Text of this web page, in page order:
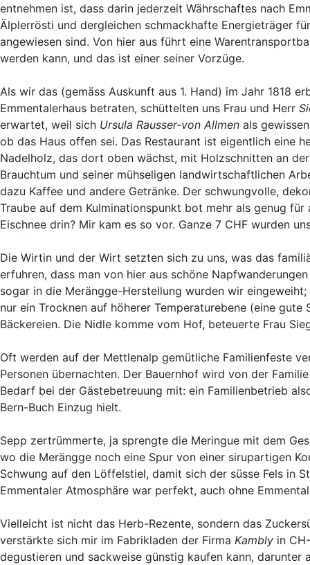
entnehmen ist, dass darin jederzeit Währschaftes nach
Älplerrösti und dergleichen schmackhafte Energieträger
angewiesen sind. Von hier aus führt eine
werden kann, und das ist einer seiner Vorzüge.
Als wir das (gemäss Auskunft aus 1. Hand) im Jahr 1818
Emmentalerhaus betraten, schüttelten uns Frau und Herr
erwartet, weil sich Ursula Rausser-von Allmen als
ob das Haus offen sei. Das Restaurant ist eigentlich eine
Nadelholz, das dort oben wächst, mit Holzschnitten an
Brauchtum und seiner mühseligen landwirtschaftlichen
dazu Kaffee und andere Getränke. Der schwungvolle,
Traube auf dem Kulminationspunkt bot mehr als genug
Eischnee drin? Mir kam es so vor. Ganze 7 CHF wurden
Die Wirtin und der Wirt setzten sich zu uns, was das
erfuhren, dass man von hier aus schöne
sogar in die Merängge-Herstellung wurden wir
nur ein Trocknen auf höherer Temperaturebene (eine
Bäckereien. Die Nidle komme vom Hof, beteuerte Frau
Oft werden auf der Mettlenalp gemütliche Familienfeste
Personen übernachten. Der Bauernhof wird von der
Bedarf bei der Gästebetreuung mit: ein Familienbetrieb
Bern-Buch Einzug hielt.
Sepp zertrümmerte, ja sprengte die Meringue mit dem
wo die Merängge noch eine Spur von einer sirupartigen
Schwung auf den Löffelstiel, damit sich der süsse Fels in
Emmentaler Atmosphäre war perfekt, auch ohne
Vielleicht ist nicht das Herb-Rezente, sondern das
verstärkte sich mir im Fabrikladen der Firma Kambly in
degustieren und sackweise günstig kaufen kann, darunter